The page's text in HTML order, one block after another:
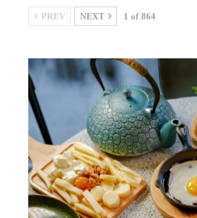
PREV NEXT 1 of 864